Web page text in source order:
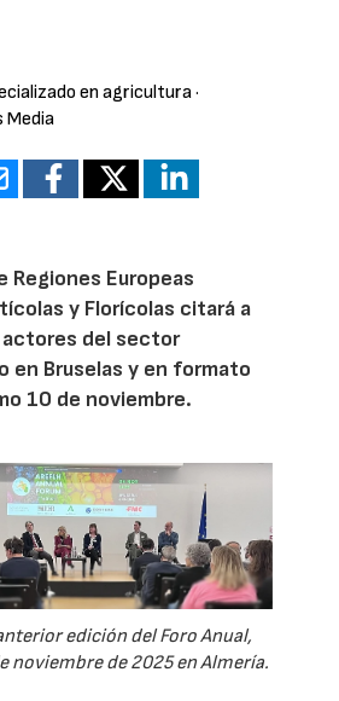
en agricultura·
Media
Regiones Europeas
y Florícolas citará a
del sector
en Bruselas y en formato
10 de noviembre.
edición del Foro Anual,
noviembre de 2025 en Almería.